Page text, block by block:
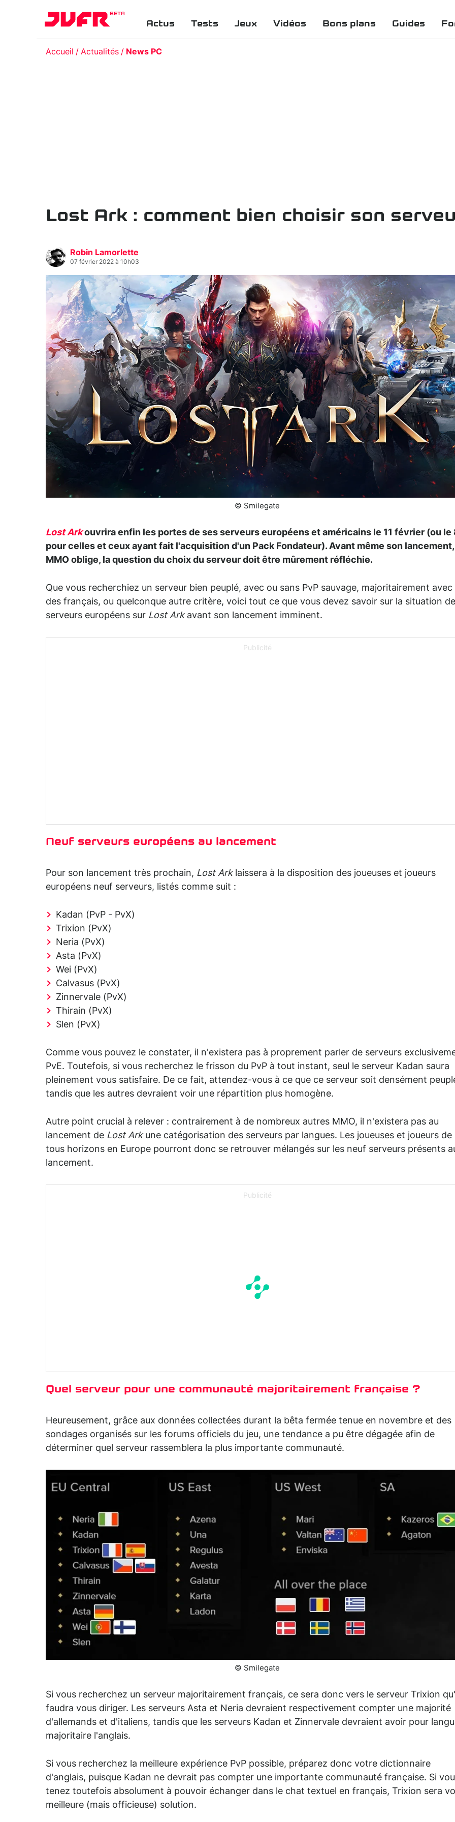
BETA
Actus Tests Jeux Vidéos Bons plans Guides
Accueil Actualités News PC
Lost Ark : comment bien choisir son
Robin Lamorlette
07 février 2022 à 10h03
© Smilegate
Lost Arkouvrira enfin les portes de ses serveurs européens et américains le 11 février (ou le
pour celles et ceux ayant fait l'acquisition d'un Pack Fondateur). Avant même son lancement,
MMO oblige, la question du choix du serveur doit être mûrement réfléchie.
Que vous recherchiez un serveur bien peuplé, avec ou sans PvP sauvage, majoritairement avec
des français, ou quelconque autre critère, voici tout ce que vous devez savoir sur la situation
serveurs européens sur Lost Arkavant son lancement imminent.
Publicité
Neuf serveurs européens au lancement
Pour son lancement très prochain, Lost Arklaissera à la disposition des joueuses et joueurs
européens neuf serveurs, listés comme suit :
Kadan (PvP - PvX)
Trixion (PvX)
Neria (PvX)
Asta (PvX)
Wei (PvX)
Calvasus (PvX)
Zinnervale (PvX)
Thirain (PvX)
Slen (PvX)
Comme vous pouvez le constater, il n'existera pas à proprement parler de serveurs
PvE. Toutefois, si vous recherchez le frisson du PvP à tout instant, seul le serveur Kadan saura
pleinement vous satisfaire. De ce fait, attendez-vous à ce que ce serveur soit densément
tandis que les autres devraient voir une répartition plus homogène.
Autre point crucial à relever : contrairement à de nombreux autres MMO, il n'existera pas au
lancement de Lost Arkune catégorisation des serveurs par langues. Les joueuses et joueurs de
tous horizons en Europe pourront donc se retrouver mélangés sur les neuf serveurs présents
lancement.
Publicité
Quel serveur pour une communauté majoritairement française ?
Heureusement, grâce aux données collectées durant la bêta fermée tenue en novembre et des
sondages organisés sur les forums officiels du jeu, une tendance a pu être dégagée afin de
déterminer quel serveur rassemblera la plus importante communauté.
© Smilegate
Si vous recherchez un serveur majoritairement français, ce sera donc vers le serveur Trixion
faudra vous diriger. Les serveurs Asta et Neria devraient respectivement compter une majorité
d'allemands et d'italiens, tandis que les serveurs Kadan et Zinnervale devraient avoir pour
majoritaire l'anglais.
Si vous recherchez la meilleure expérience PvP possible, préparez donc votre dictionnaire
d'anglais, puisque Kadan ne devrait pas compter une importante communauté française. Si
tenez toutefois absolument à pouvoir échanger dans le chat textuel en français, Trixion sera
meilleure (mais officieuse) solution.